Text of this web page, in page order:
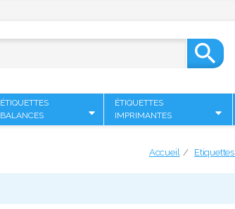

ÉTIQUETTES
BALANCES
ÉTIQUETTES
IMPRIMANTES
Accueil